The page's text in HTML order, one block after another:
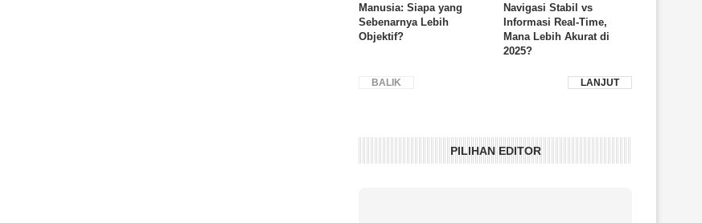
Manusia: Siapa yang
Sebenarnya Lebih
Objektif?
Navigasi Stabil vs
Informasi Real-Time,
Mana Lebih Akurat di
2025?
BALIK LANJUT
PILIHAN EDITOR